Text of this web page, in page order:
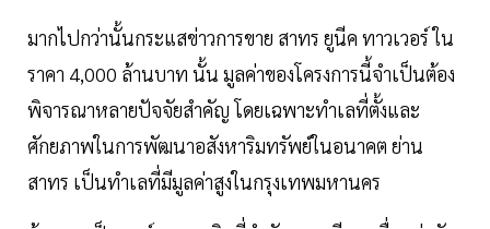
มากไปกว่านั้นกระแสข่าวการขาย สาทร ยูนีค ทาวเวอร์ ใน
ราคา 4,000 ล้านบาท นั้น มูลค่าของโครงการนี้จำเป็นต้อง
พิจารณาหลายปัจจัยสำคัญ โดยเฉพาะทำเลที่ตั้งและ
ศักยภาพในการพัฒนาอสังหาริมทรัพย์ในอนาคต ย่าน
สาทร เป็นทำเลที่มีมูลค่าสูงในกรุงเทพมหานคร